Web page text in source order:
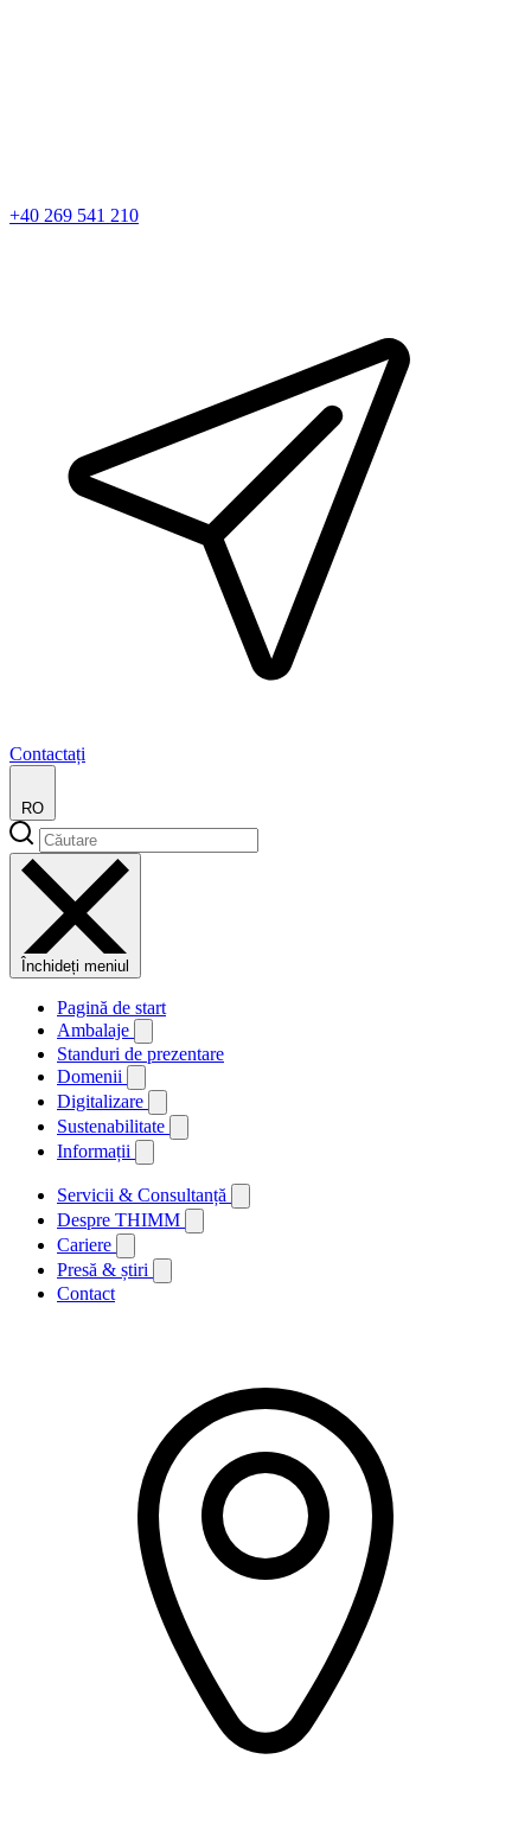
+40 269 541 210
Contactați
RO
Închideți meniul
Pagină de start
Ambalaje
Standuri de prezentare
Domenii
Digitalizare
Sustenabilitate
Informații
Servicii & Consultanță
Despre THIMM
Cariere
Presă & știri
Contact